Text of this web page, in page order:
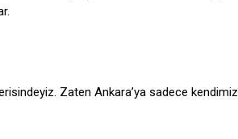
Zaten Ankara’ya sadece kendimiz